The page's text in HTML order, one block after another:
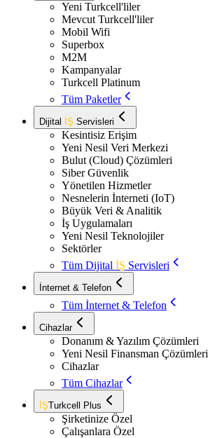
Yeni Turkcell'liler
Mevcut Turkcell'liler
Mobil Wifi
Superbox
M2M
Kampanyalar
Turkcell Platinum
Tüm Paketler
Dijital İŞ Servisleri
Kesintisiz Erişim
Yeni Nesil Veri Merkezi
Bulut (Cloud) Çözümleri
Siber Güvenlik
Yönetilen Hizmetler
Nesnelerin İnterneti (IoT)
Büyük Veri & Analitik
İş Uygulamaları
Yeni Nesil Teknolojiler
Sektörler
Tüm Dijital İŞ Servisleri
İnternet & Telefon
Tüm İnternet & Telefon
Cihazlar
Donanım & Yazılım Çözümleri
Yeni Nesil Finansman Çözümleri
Cihazlar
Tüm Cihazlar
İŞTurkcell Plus
Şirketinize Özel
Çalışanlara Özel